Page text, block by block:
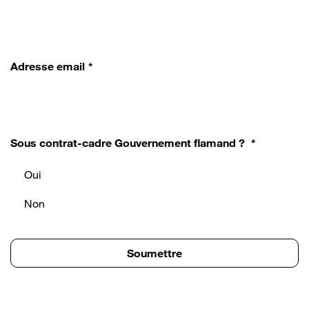
Adresse email
Sous contrat-cadre Gouvernement flamand ?
Oui
Non